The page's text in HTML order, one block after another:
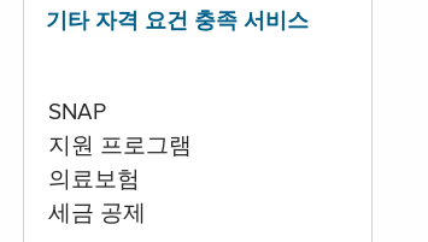
기타 자격 요건 충족 서비스
SNAP
지원 프로그램
의료보험
세금 공제